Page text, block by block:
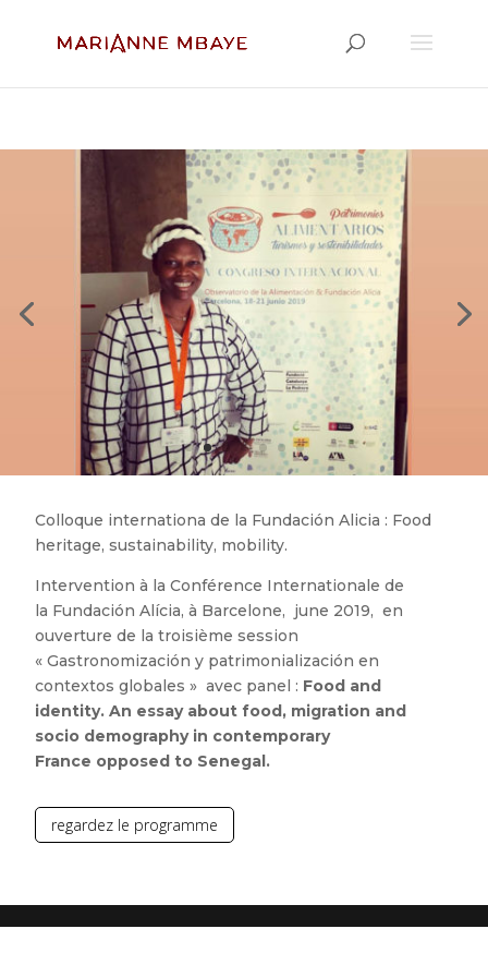
Colloque internationa de la Fundación Alicia : Food
heritage, sustainability, mobility.
Intervention à la Conférence Internationale de
la Fundación Alícia, à Barcelone, june 2019, en
ouverture de la troisième session
« Gastronomización y patrimonialización en
contextos globales » avec panel : Food and
identity. An essay about food, migration and
socio demography in contemporary
France opposed to Senegal.
regardez le programme